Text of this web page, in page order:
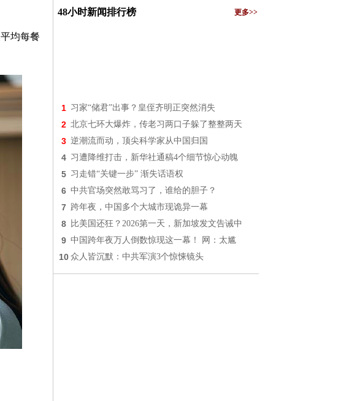
均每餐
48小时新闻排行榜 更多>>
1 习家“储君”出事？皇侄齐明正突然消失
2 北京七环大爆炸，传老习两口子躲了整整两天
3 逆潮流而动，顶尖科学家从中国归国
4 习遭降维打击，新华社通稿4个细节惊心动魄
5 习走错“关键一步” 渐失话语权
6 中共官场突然敢骂习了，谁给的胆子？
7 跨年夜，中国多个大城市现诡异一幕
8 比美国还狂？2026第一天，新加坡发文告诫中
9 中国跨年夜万人倒数惊现这一幕！ 网：太尴
10 众人皆沉默：中共军演3个惊悚镜头